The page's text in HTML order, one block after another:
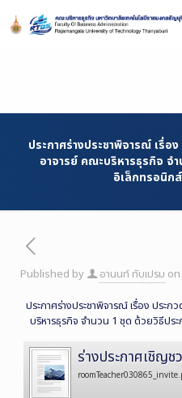
Content
ประกาศร่างประชาพิจารณ์ เรื่
อาจารย์ คณะบริหารธุรกิจ จ
อิเล็กทรอนิก
Published by อานนท์ ทับเปรม on
ประกาศร่างประชาพิจารณ์ เรื่อง ปร
บริหารธุรกิจ จำนวน 1 ชุด ด้วยวิธีป
ร่างประกาศเชิญช